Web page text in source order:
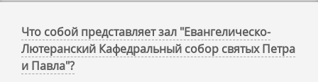
Что собой представляет зал "Евангелическо-
Лютеранский Кафедральный собор святых Петра
и Павла"?